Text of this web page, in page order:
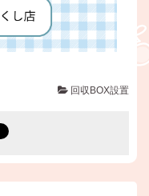
回収BOX設置